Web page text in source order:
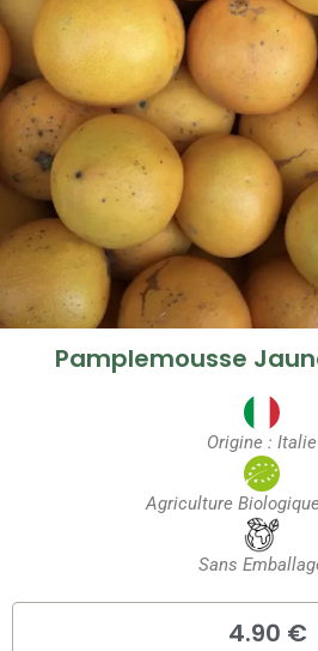
Pamplemousse
Origine : Italie
Agriculture
Sans
4.90 €